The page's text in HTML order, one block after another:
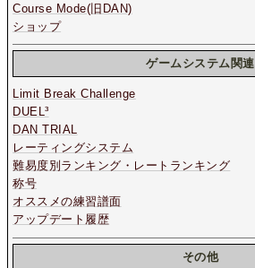
Course Mode(旧DAN)
ショップ
ゲームシステム関連
Limit Break Challenge
DUEL³
DAN TRIAL
レーティングシステム
難易度別ランキング・レートランキング
称号
オススメの練習譜面
アップデート履歴
その他